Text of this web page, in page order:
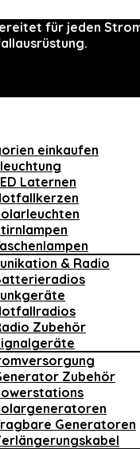
für jeden
einkaufen
Laternen
& Radio
Zubehör
Zubehör
Generatoren